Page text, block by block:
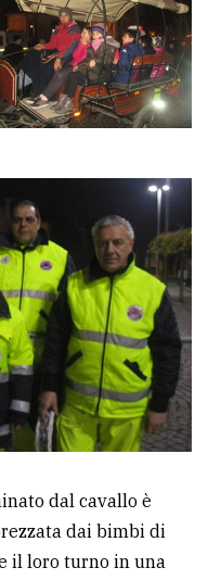
dal cavallo è
dai bimbi di
il loro turno in una